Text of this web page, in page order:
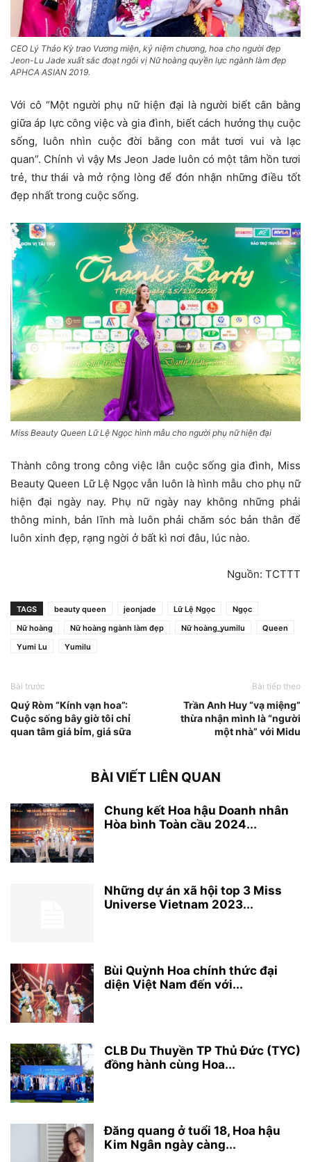
CEO Lý Thảo Kỳ trao Vương miện, kỷ niệm chương, hoa cho người đẹp
Jeon-Lu Jade xuất sắc đoạt ngôi vị Nữ hoàng quyền lực ngành làm đẹp
APHCA ASIAN 2019.
Với cô “Một người phụ nữ hiện đại là người biết cân bằng
giữa áp lực công việc và gia đình, biết cách hưởng thụ cuộc
sống, luôn nhìn cuộc đời bằng con mắt tươi vui và lạc
quan”. Chính vì vậy Ms Jeon Jade luôn có một tâm hồn tươi
trẻ, thư thái và mở rộng lòng để đón nhận những điều tốt
đẹp nhất trong cuộc sống.
Miss Beauty Queen Lữ Lệ Ngọc hình mẫu cho người phụ nữ hiện đại
Thành công trong công việc lẫn cuộc sống gia đình, Miss
Beauty Queen Lữ Lệ Ngọc vẫn luôn là hình mẫu cho phụ nữ
hiện đại ngày nay. Phụ nữ ngày nay không những phải
thông minh, bản lĩnh mà luôn phải chăm sóc bản thân để
luôn xinh đẹp, rạng ngời ở bất kì nơi đâu, lúc nào.
Nguồn: TCTTT
TAGS beauty queen jeonjade Lữ Lệ Ngọc
Ngọc
Nữ hoàng
Nữ hoàng ngành làm đẹp Nữ hoàng_yumilu
Queen
Yumi Lu
Yumilu
Bài trước
Quý Ròm “Kính vạn hoa”:
Cuộc sống bây giờ tôi chỉ
quan tâm giá bỉm, giá sữa
Bài tiếp theo
Trần Anh Huy “vạ miệng”
thừa nhận mình là “người
một nhà” với Midu
BÀI VIẾT LIÊN QUAN
Chung kết Hoa hậu Doanh nhân
Hòa bình Toàn cầu 2024...
Những dự án xã hội top 3 Miss
Universe Vietnam 2023...
Bùi Quỳnh Hoa chính thức đại
diện Việt Nam đến với...
CLB Du Thuyền TP Thủ Đức (TYC)
đồng hành cùng Hoa...
Đăng quang ở tuổi 18, Hoa hậu
Kim Ngân ngày càng...